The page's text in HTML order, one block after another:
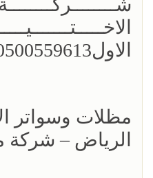
شــــــــركــــــــة
الاول0500559613-0114996351
مظلات وسواتر
الرياض –